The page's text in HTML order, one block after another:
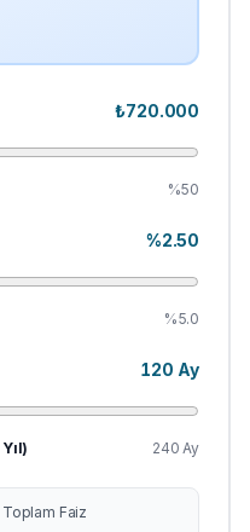
₺720.000
%50
%2.50
%5.0
120 Ay
Yıl) 240 Ay
Toplam Faiz